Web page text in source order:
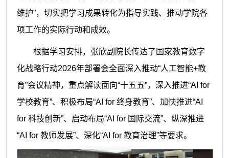
维护”，切实把学习成果转化为指导实践、推动学院各
项工作的实际行动和成效。
根据学习安排，张欣副院长传达了国家教育数字
化战略行动2026年部署会全面深入推动“人工智能+教
育”会议精神，重点解读面向“十五五”，深入推进“AI for
学校教育”、积极布局“AI for 终身教育”、加快推进“AI
for 科技创新”、启动布局“AI for 国际交流”、纵深推进
“AI for 教师发展”、深化“AI for 教育治理”等要求。